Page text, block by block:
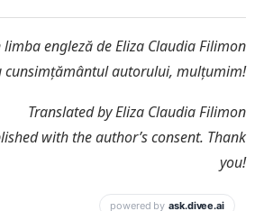
limba engleză de Eliza Claudia Filimon
cunsimțământul autorului, mulțumim!
Translated by Eliza Claudia Filimon
with the author’s consent. Thank
you!